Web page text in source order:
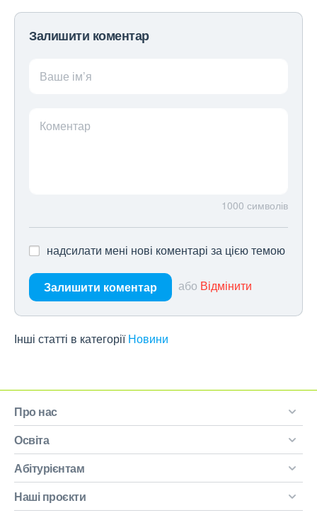
Залишити коментар
Ваше ім’я
Коментар
1000 символів
надсилати мені нові коментарі за цією темою
Залишити коментар або Відмінити
Інші статті в категорії Новини
Про нас
Освіта
Абітурієнтам
Наші проєкти